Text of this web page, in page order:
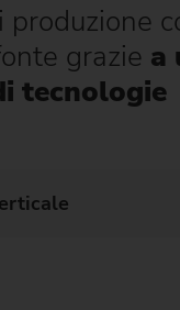
produzione
grazie a
tecnologie